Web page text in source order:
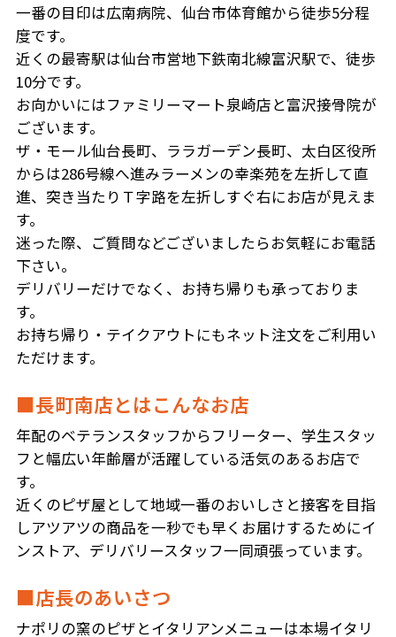
一番の目印は広南病院、仙台市体育館から徒歩5分程
度です。
近くの最寄駅は仙台市営地下鉄南北線富沢駅で、徒歩
10分です。
お向かいにはファミリーマート泉崎店と富沢接骨院が
ございます。
ザ・モール仙台長町、ララガーデン長町、太白区役所
からは286号線へ進みラーメンの幸楽苑を左折して直
進、突き当たりＴ字路を左折しすぐ右にお店が見えま
す。
迷った際、ご質問などございましたらお気軽にお電話
下さい。
デリバリーだけでなく、お持ち帰りも承っておりま
す。
お持ち帰り・テイクアウトにもネット注文をご利用い
ただけます。
■長町南店とはこんなお店
年配のベテランスタッフからフリーター、学生スタッ
フと幅広い年齢層が活躍している活気のあるお店で
す。
近くのピザ屋として地域一番のおいしさと接客を目指
しアツアツの商品を一秒でも早くお届けするためにイ
ンストア、デリバリースタッフ一同頑張っています。
■店長のあいさつ
ナポリの窯のピザとイタリアンメニューは本場イタリ